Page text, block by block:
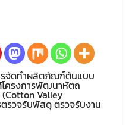
รจัดทำผลิตภัณฑ์ต้นแบบ
ครงการพัฒนาหัตถ
Valley
รวจรับพัสดุ ตรวจรับงาน